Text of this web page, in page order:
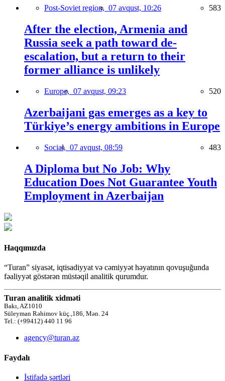
Post-Soviet region, 07 avqust, 10:26 583
After the election, Armenia and
Russia seek a path toward de-
escalation, but a return to their
former alliance is unlikely
Europe, 07 avqust, 09:23 520
Azerbaijani gas emerges as a key to
Türkiye’s energy ambitions in Europe
Social, 07 avqust, 08:59 483
A Diploma but No Job: Why
Education Does Not Guarantee Youth
Employment in Azerbaijan
Haqqımızda
“Turan” siyasət, iqtisadiyyat və cəmiyyət həyatının qovuşuğunda
fəaliyyət göstərən müstəqil analitik qurumdur.
Turan analitik xidməti
Bakı, AZ1010
Süleyman Rəhimov küç.,186, Mən. 24
Tel.: (+99412) 440 11 96
agency@turan.az
Faydalı
İstifadə şərtləri